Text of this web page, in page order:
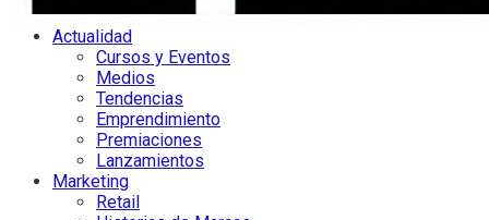
Actualidad
Cursos y Eventos
Medios
Tendencias
Emprendimiento
Premiaciones
Lanzamientos
Marketing
Retail